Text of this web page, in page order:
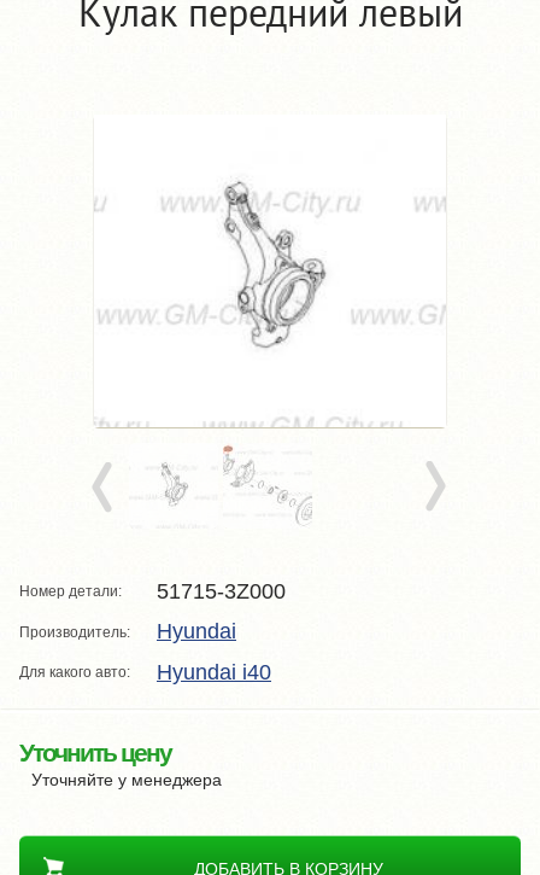
Кулак передний левый
Номер детали: 51715-3Z000
Производитель: Hyundai
Для какого авто: Hyundai i40
Уточнить цену
Уточняйте у менеджера
ДОБАВИТЬ В КОРЗИНУ